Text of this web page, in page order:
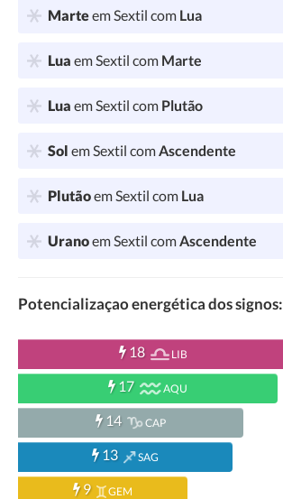
Marteem Sextil com Lua
Lua em Sextil com Marte
Lua em Sextil com Plutão
Sol em Sextil comAscendente
Plutãoem Sextil com Lua
Uranoem Sextil comAscendente
Potencializaçao energética dos signos:
18 LIB
17 AQU
14 CAP
13 SAG
9 GEM